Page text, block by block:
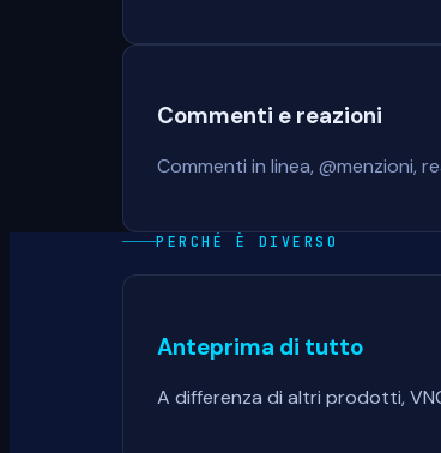
Commenti e reazioni
Commenti in linea, @menzioni,
PERCHÉ È DIVERSO
Anteprima di tutto
A differenza di altri prodotti,